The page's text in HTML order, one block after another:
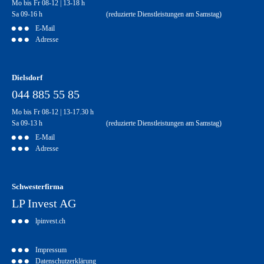
Mo bis Fr 08-12 | 13-18 h
Sa 09-16 h (reduzierte Dienstleistungen am Samstag)
E-Mail
Adresse
Dielsdorf
044 885 55 85
Mo bis Fr 08-12 | 13-17.30 h
Sa 09-13 h (reduzierte Dienstleistungen am Samstag)
E-Mail
Adresse
Schwesterfirma
LP Invest AG
lpinvest.ch
Impressum
Datenschutzerklärung